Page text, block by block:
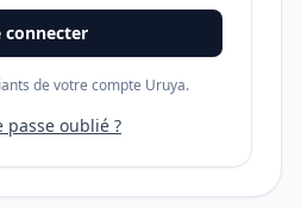
connecter
de votre compte Uruya.
passe oublié ?